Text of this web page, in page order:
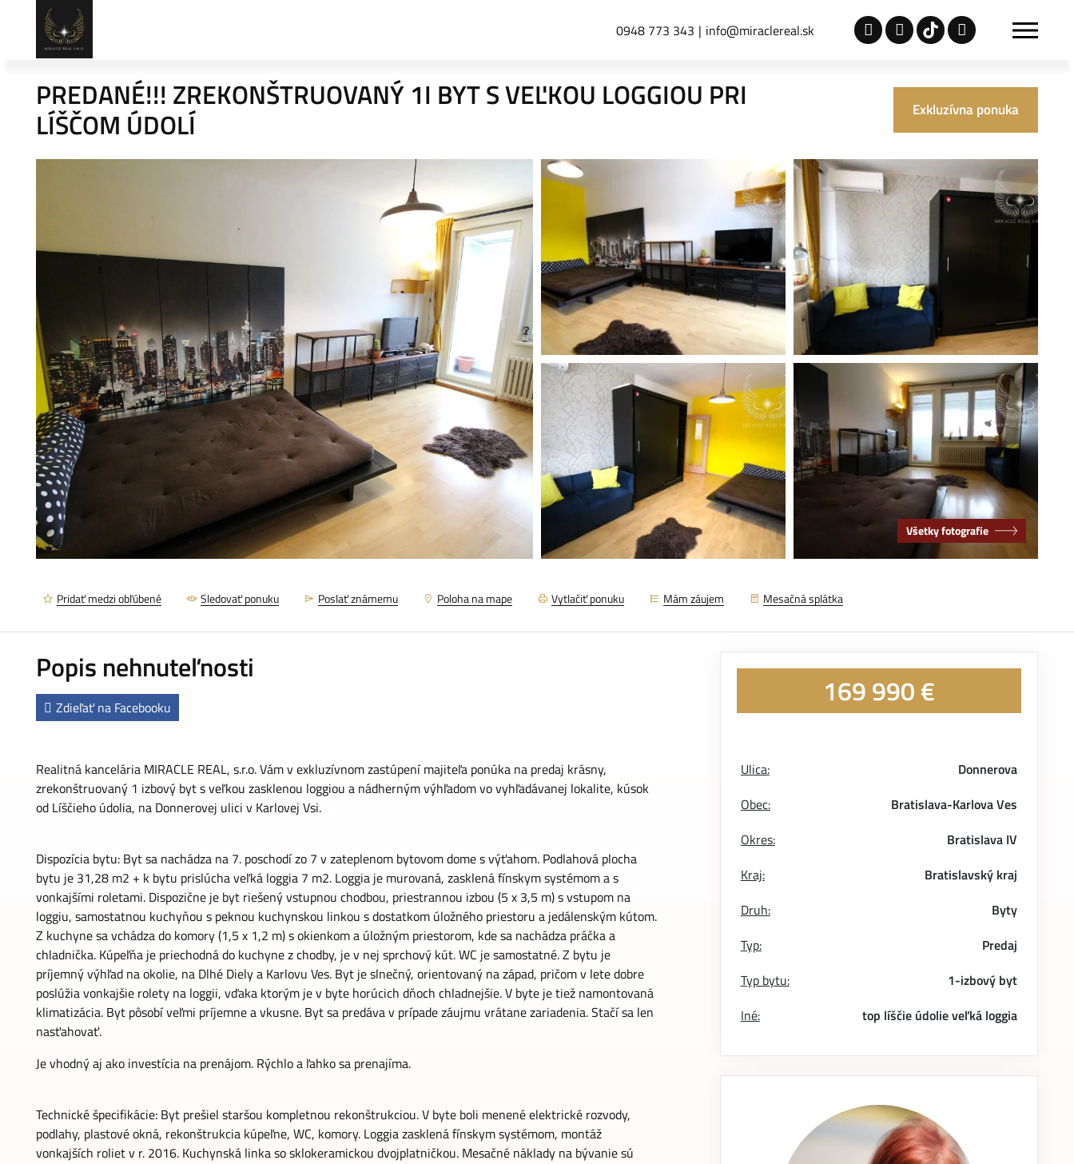
0948 773 343 info@miraclereal.sk
PREDANÉ!!! ZREKONŠTRUOVANÝ 1I BYT S VEĽKOU LOGGIOU PRI
LÍŠČOM ÚDOLÍ Exkluzívna ponuka
Všetky fotografie
Pridať medzi obľúbené Sledovať ponuku Poslať známemu Poloha na mape Vytlačiť ponuku Mám záujem Mesačná splátka
Popis nehnuteľnosti
Zdieľať na Facebooku
Realitná kancelária MIRACLE REAL, s.r.o. Vám v exkluzívnom zastúpení majiteľa ponúka na predaj krásny,
zrekonštruovaný 1 izbový byt s veľkou zasklenou loggiou a nádherným výhľadom vo vyhľadávanej lokalite, kúsok
od Líščieho údolia, na Donnerovej ulici v Karlovej Vsi.
Dispozícia bytu: Byt sa nachádza na 7. poschodí zo 7 v zateplenom bytovom dome s výťahom. Podlahová plocha
bytu je 31,28 m2 + k bytu prislúcha veľká loggia 7 m2. Loggia je murovaná, zasklená fínskym systémom a s
vonkajšími roletami. Dispozične je byt riešený vstupnou chodbou, priestrannou izbou (5 x 3,5 m) s vstupom na
loggiu, samostatnou kuchyňou s peknou kuchynskou linkou s dostatkom úložného priestoru a jedálenským kútom.
Z kuchyne sa vchádza do komory (1,5 x 1,2 m) s okienkom a úložným priestorom, kde sa nachádza práčka a
chladnička. Kúpeľňa je priechodná do kuchyne z chodby, je v nej sprchový kút. WC je samostatné. Z bytu je
príjemný výhľad na okolie, na Dlhé Diely a Karlovu Ves. Byt je slnečný, orientovaný na západ, pričom v lete dobre
poslúžia vonkajšie rolety na loggii, vďaka ktorým je v byte horúcich dňoch chladnejšie. V byte je tiež namontovaná
klimatizácia. Byt pôsobí veľmi príjemne a vkusne. Byt sa predáva v prípade záujmu vrátane zariadenia. Stačí sa len
nasťahovať.
Je vhodný aj ako investícia na prenájom. Rýchlo a ľahko sa prenajíma.
Technické špecifikácie: Byt prešiel staršou kompletnou rekonštrukciou. V byte boli menené elektrické rozvody,
podlahy, plastové okná, rekonštrukcia kúpeľne, WC, komory. Loggia zasklená fínskym systémom, montáž
vonkajších roliet v r. 2016. Kuchynská linka so sklokeramickou dvojplatničkou. Mesačné náklady na bývanie sú
169 990 €
Ulica:
Donnerova
Obec:
Bratislava-Karlova Ves
Okres:
Bratislava IV
Kraj:
Bratislavský kraj
Druh:
Byty
Typ:
Predaj
Typ bytu:
1-izbový byt
Iné:
top líščie údolieveľká loggia